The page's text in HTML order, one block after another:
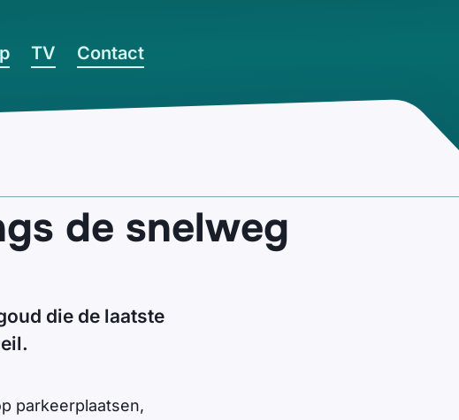
TV Contact
de snelweg
die de laatste
parkeerplaatsen,